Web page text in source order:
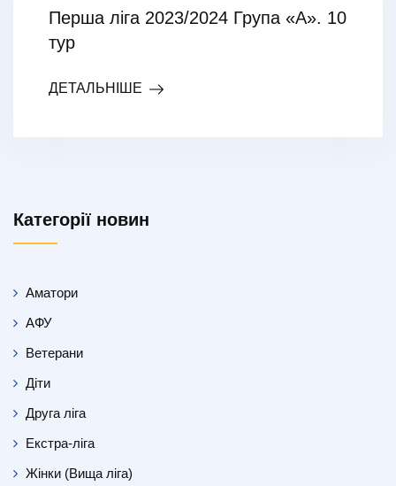
Перша ліга 2023/2024 Група «А». 10
тур
ДЕТАЛЬНІШЕ
Категорії новин
Аматори
АФУ
Ветерани
Діти
Друга ліга
Екстра-ліга
Жінки (Вища ліга)